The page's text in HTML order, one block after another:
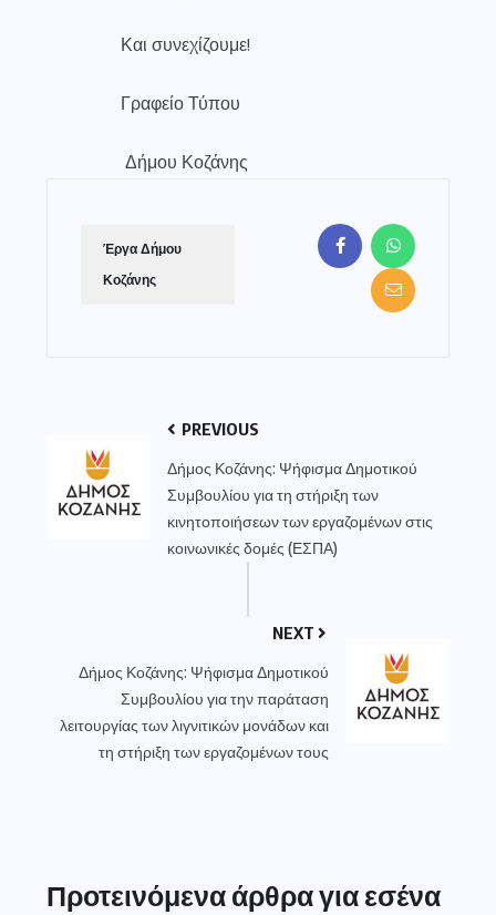
Και συνεχίζουμε!
Γραφείο Τύπου
Δήμου Κοζάνης
Έργα Δήμου
Κοζάνης
PREVIOUS
Δήμος Κοζάνης: Ψήφισμα Δημοτικού
Συμβουλίου για τη στήριξη των
κινητοποιήσεων των εργαζομένων στις
κοινωνικές δομές (ΕΣΠΑ)
NEXT
Δήμος Κοζάνης: Ψήφισμα Δημοτικού
Συμβουλίου για την παράταση
λειτουργίας των λιγνιτικών μονάδων και
τη στήριξη των εργαζομένων τους
Προτεινόμενα άρθρα για εσένα